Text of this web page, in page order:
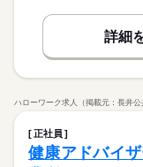
詳細
ハローワーク求人（掲載元：長井公
正社員
健康アドバイ